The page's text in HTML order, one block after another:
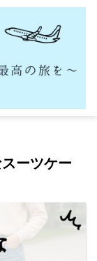
ーツケー